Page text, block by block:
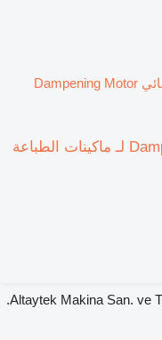
محرك كهربائي Dampening Motor
الرجاء العثور على معدات الوكيل Altaytek Makina San. ve Tic. Ltd. Şti.